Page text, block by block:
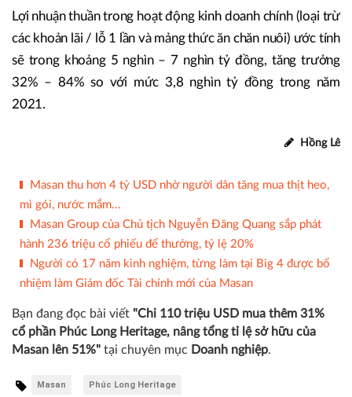
Lợi nhuận thuần trong hoạt động kinh doanh chính (loại trừ
các khoản lãi / lỗ 1 lần và mảng thức ăn chăn nuôi) ước tính
sẽ trong khoảng 5 nghìn – 7 nghìn tỷ đồng, tăng trưởng
32% – 84% so với mức 3,8 nghìn tỷ đồng trong năm
2021.
Hồng Lê
Masan thu hơn 4 tỷ USD nhờ người dân tăng mua thịt heo,
mì gói, nước mắm...
Masan Group của Chủ tịch Nguyễn Đăng Quang sắp phát
hành 236 triệu cổ phiếu để thưởng, tỷ lệ 20%
Người có 17 năm kinh nghiệm, từng làm tại Big 4 được bổ
nhiệm làm Giám đốc Tài chính mới của Masan
Bạn đang đọc bài viết "Chi 110 triệu USD mua thêm 31%
cổ phần Phúc Long Heritage, nâng tổng tỉ lệ sở hữu của
Masan lên 51%" tại chuyên mục Doanh nghiệp.
Masan Phúc Long Heritage